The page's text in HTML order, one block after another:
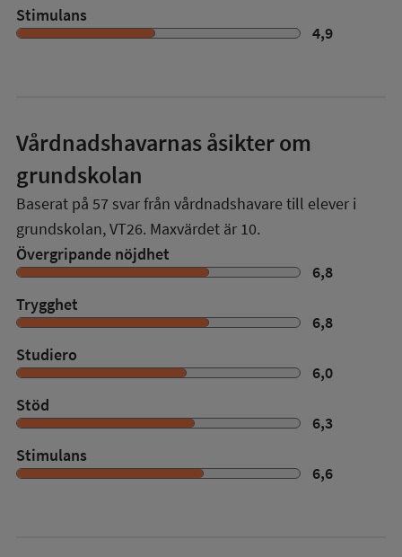
Stimulans
4,9
Vårdnadshavarnas åsikter om
grundskolan
Baserat på 57 svar från vårdnadshavare till elever i
grundskolan,VT26. Maxvärdet är 10.
Övergripande nöjdhet
6,8
Trygghet
6,8
Studiero
6,0
Stöd
6,3
Stimulans
6,6